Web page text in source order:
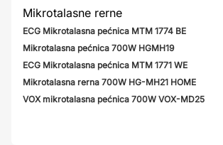
Mikrotalasne rerne
ECG Mikrotalasna pećnica MTM 1774 BE
Mikrotalasna pećnica 700W HGMH19
ECG Mikrotalasna pećnica MTM 1771 WE
Mikrotalasna rerna 700W HG-MH21 HOME
VOX mikrotalasna pećnica 700W VOX-MD25